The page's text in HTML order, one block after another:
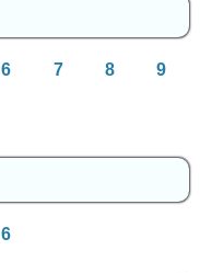
6 7 8 9
6